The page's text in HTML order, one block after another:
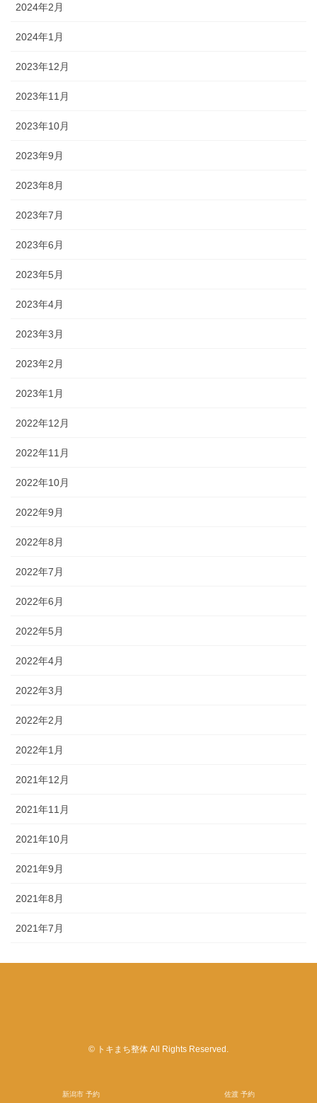
2024年2月
2024年1月
2023年12月
2023年11月
2023年10月
2023年9月
2023年8月
2023年7月
2023年6月
2023年5月
2023年4月
2023年3月
2023年2月
2023年1月
2022年12月
2022年11月
2022年10月
2022年9月
2022年8月
2022年7月
2022年6月
2022年5月
2022年4月
2022年3月
2022年2月
2022年1月
2021年12月
2021年11月
2021年10月
2021年9月
2021年8月
2021年7月
© トキまち整体 All Rights Reserved.
新潟市 予約 佐渡 予約